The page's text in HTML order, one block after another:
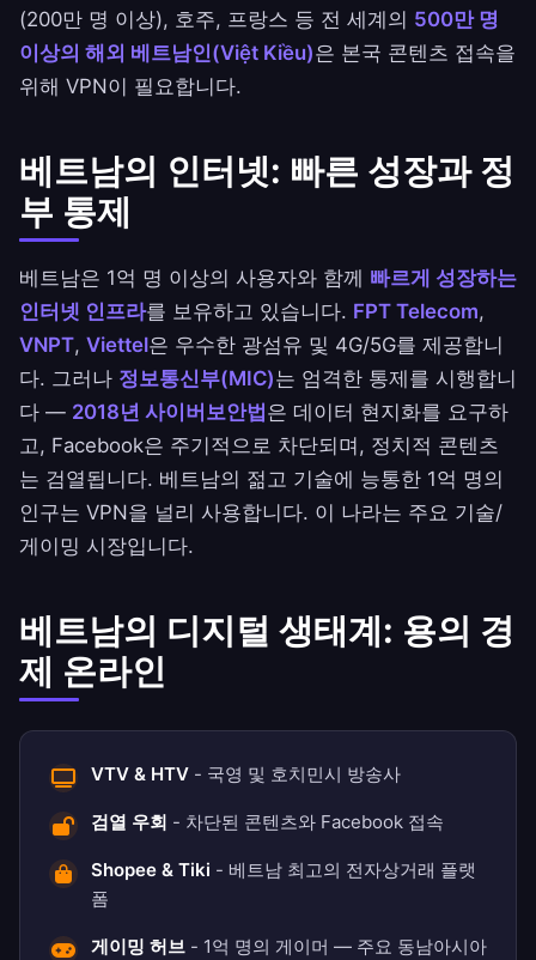
(200만 명 이상), 호주, 프랑스 등 전 세계의 500만 명
이상의 해외 베트남인(Việt Kiều)은 본국 콘텐츠 접속을
위해 VPN이 필요합니다.
베트남의 인터넷: 빠른 성장과 정
부 통제
베트남은 1억 명 이상의 사용자와 함께 빠르게 성장하는
인터넷 인프라를 보유하고 있습니다. FPT Telecom,
VNPT, Viettel은 우수한 광섬유 및 4G/5G를 제공합니
다. 그러나 정보통신부(MIC)는 엄격한 통제를 시행합니
다 — 2018년 사이버보안법 은 데이터 현지화를 요구하
고, Facebook은 주기적으로 차단되며, 정치적 콘텐츠
는 검열됩니다. 베트남의 젊고 기술에 능통한 1억 명의
인구는 VPN을 널리 사용합니다. 이 나라는 주요 기술/
게이밍 시장입니다.
베트남의 디지털 생태계: 용의 경
제 온라인
VTV & HTV - 국영 및 호치민시 방송사
검열 우회 - 차단된 콘텐츠와 Facebook 접속
Shopee & Tiki - 베트남 최고의 전자상거래 플랫
폼
게이밍 허브 - 1억 명의 게이머 — 주요 동남아시아